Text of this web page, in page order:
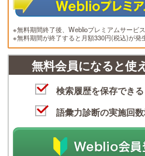
※無料期間終了後、Weblioプレミアムサービ
※無料期間が終了すると月額330円(税込)が発
無料会員になると使
検索履歴を保存できる
語彙力診断の実施回数